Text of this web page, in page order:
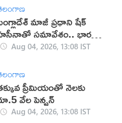
మాజీ ప్రధాని షేక్
సమావేశం.. భారత్
క్లారిటీAug 04, 2026, 13:08 IST
ప్రీమియంతో నెలకు
వేల పెన్షన్
Aug 04, 2026, 13:08 IST